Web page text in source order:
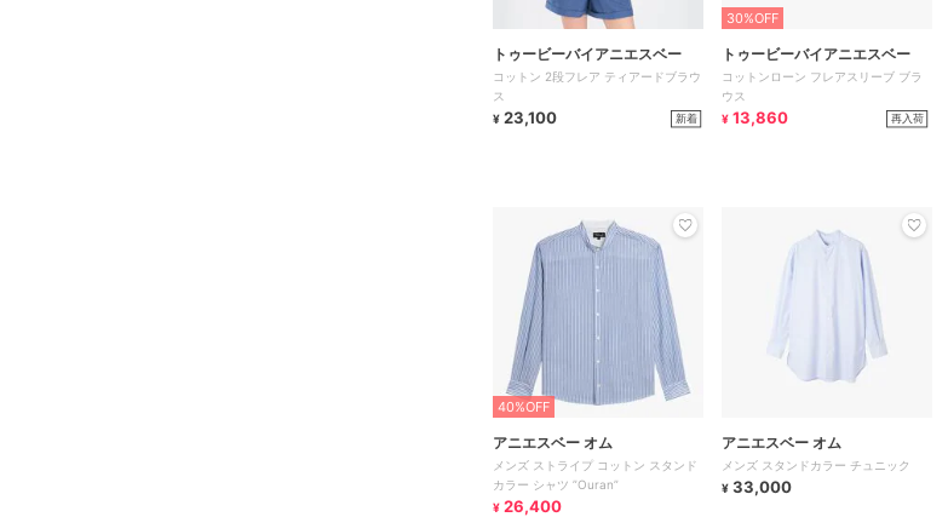
トゥービーバイアニエスベー
コットン 2段フレア ティアードブラウ
ス
¥ 23,100 新着
30%OFF
トゥービーバイアニエスベー
コットンローン フレアスリーブ ブラ
ウス
¥ 13,860 再入荷
40%OFF
アニエスベー オム
メンズ ストライプ コットン スタンド
カラー シャツ ”Ouran”
¥ 26,400
アニエスベー オム
メンズ スタンドカラー チュニック
¥ 33,000